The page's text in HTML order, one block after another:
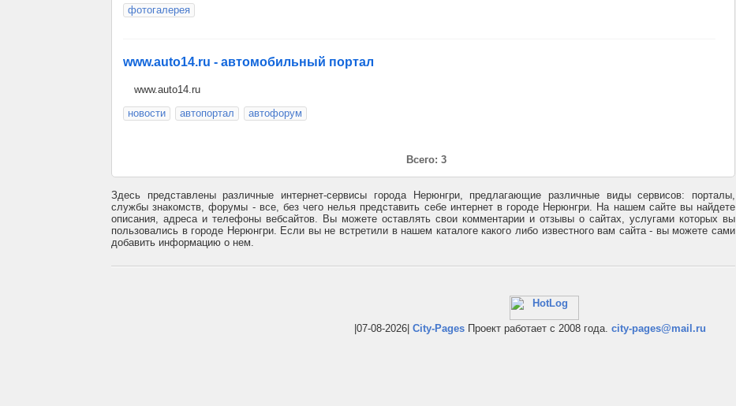
фотогалерея
www.auto14.ru - автомобильный портал
www.auto14.ru
новости
автопортал автофорум
Всего: 3
Здесь представлены различные интернет-сервисы города Нерюнгри, предлагающие различные виды сервисов: порталы,
службы знакомств, форумы - все, без чего нелья представить себе интернет в городе Нерюнгри. На нашем сайте вы найдете
описания, адреса и телефоны вебсайтов. Вы можете оставлять свои комментарии и отзывы о сайтах, услугами которых вы
пользовались в городе Нерюнгри. Если вы не встретили в нашем каталоге какого либо известного вам сайта - вы можете сами
добавить информацию о нем.
|07-08-2026| City-Pages Проект работает с 2008 года. city-pages@mail.ru